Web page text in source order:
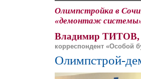
Олимпстройка в
«демонтаж
Владимир ТИТОВ,
корреспондент «Особой
Олимпстрой-